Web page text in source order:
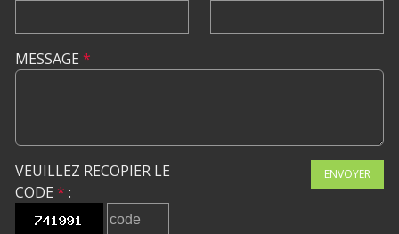
MESSAGE *
VEUILLEZ RECOPIER LE
CODE * :
ENVOYER